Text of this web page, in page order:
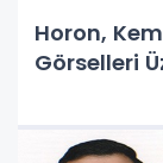
Horon,
Görselleri